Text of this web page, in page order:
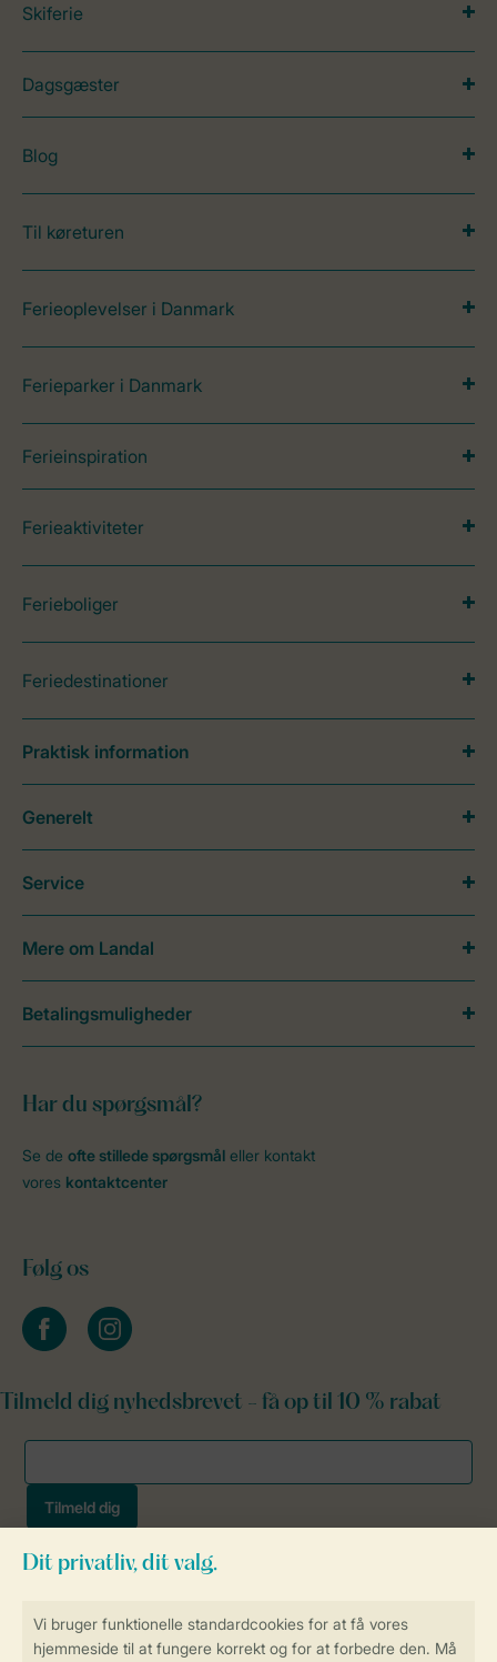
Sikker datahåndtering
Skiferie
Dagsgæster
Blog
Til køreturen
Ferieoplevelser i Danmark
Ferieparker i Danmark
Ferieinspiration
Ferieaktiviteter
Ferieboliger
Feriedestinationer
Har du spørgsmål?
Se de ofte stillede spørgsmål eller kontakt
vores kontaktcenter
Følg os
facebookinstagram
Tilmeld dig nyhedsbrevet - få op til 10 % rabat
Praktisk information
Generelt
Service
Mere om Landal
Betalingsmuligheder